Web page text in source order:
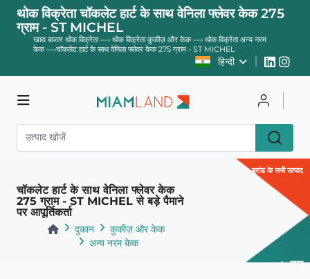
थोक विक्रेता चॉकलेट हार्ट के साथ वेनिला फ्लेवर केक 275
ग्राम - ST MICHEL
खाद्य बाजार थोक विक्रेता —› थोक विक्रेता कुकीज़ और केक—› थोक विक्रेता अन्य नरम
केक—›चॉकलेट हार्ट के साथ वेनिला फ्लेवर केक 275 ग्राम - ST MICHEL
हिन्दी
चॉकलेट हार्ट के साथ वेनिला फ्लेवर केक
275 ग्राम - ST MICHEL से बड़े पैमाने
पर आपूर्तिकर्ता
दुकान
कुकीज़ और केक
अन्य नरम केक
ब्रांड के सभी उत्पाद
वापस
दुकान साइन इन करें